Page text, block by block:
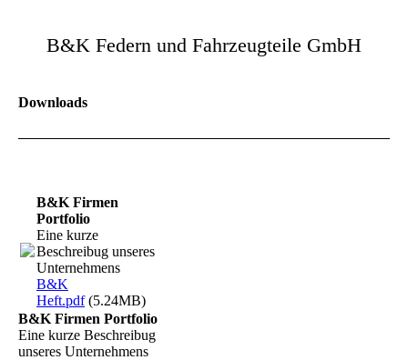
B&K Federn und Fahrzeugteile GmbH
Downloads
B&K Firmen
Portfolio
Eine kurze
Beschreibug unseres
Unternehmens
B&K
Heft.pdf(5.24MB)
B&K Firmen Portfolio
Eine kurze Beschreibug
unseres Unternehmens